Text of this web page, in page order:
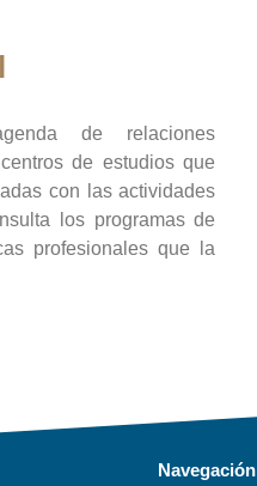
de relaciones
de estudios que
con las actividades
los programas de
profesionales que la
Navegación